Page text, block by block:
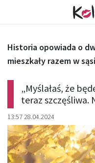
„Myślałaś, że
teraz szczęśliwa.
13:57 28.04.2024
Historia opowiada o
mieszkały razem w